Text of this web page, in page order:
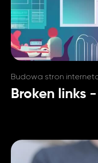
Budowa stron
Broken links